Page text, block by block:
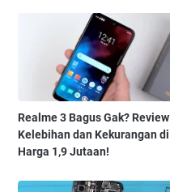
Realme 3 Bagus Gak? Review
Kelebihan dan Kekurangan di
Harga 1,9 Jutaan!